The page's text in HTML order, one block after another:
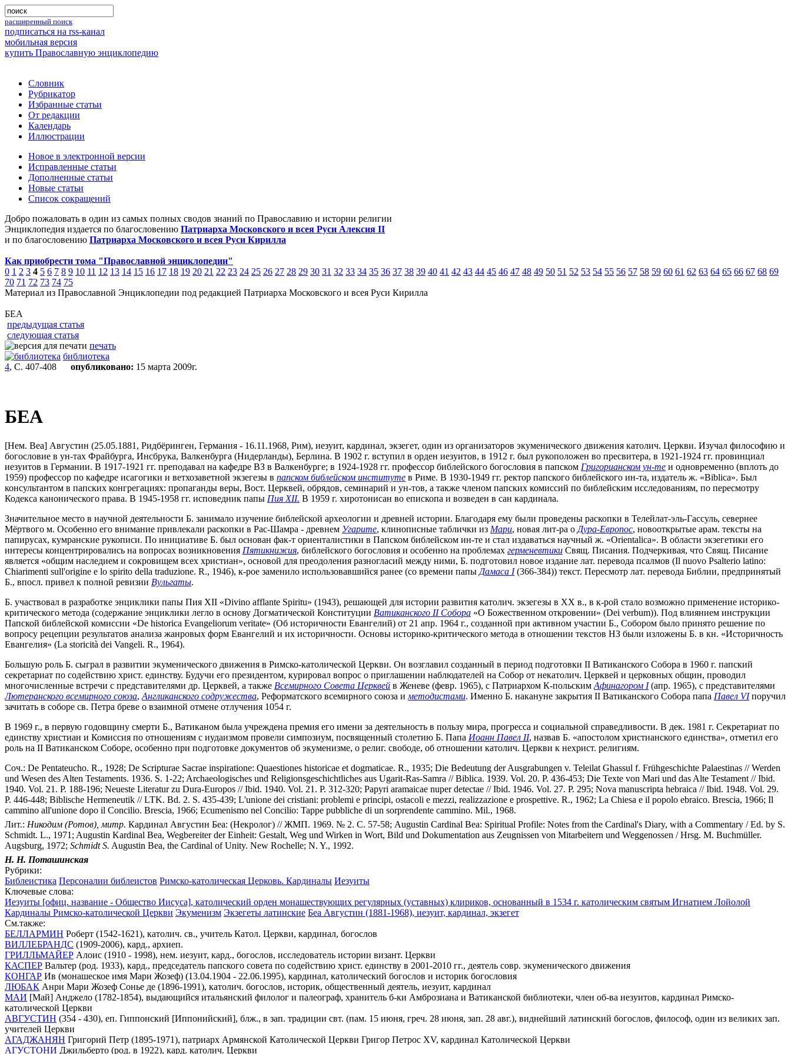
расширенный поиск
подписаться на rss-канал
мобильная версия
купить Православную энциклопедию
Словник
Рубрикатор
Избранные статьи
От редакции
Календарь
Иллюстрации
Новое в электронной версии
Исправленные статьи
Дополненные статьи
Новые статьи
Список сокращений
Добро пожаловать в один из самых полных сводов знаний по Православию и истории религии
Энциклопедия издается по благословению Патриарха Московского и всея Руси Алексия II
и по благословению Патриарха Московского и всея Руси Кирилла
Как приобрести тома "Православной энциклопедии"
0 1 2 3 4 5 6 7 8 9 10 11 12 13 14 15 16 17 18 19 20 21 22 23 24 25 26 27 28 29 30 31 32 33 34 35 36 37 38 39 40 41 42 43 44 45 46 47 48 49 50 51 52 53 54 55 56 57 58 59 60 61 62 63 64 65 66 67 68 69
70 71 72 73 74 75
Материал из Православной Энциклопедии под редакцией Патриарха Московского и всея Руси Кирилла
БЕА
предыдущая статья
следующая статья
печать
библиотека
4, С. 407-408 опубликовано: 15 марта 2009г.
БЕА
[Нем. Bea] Августин (25.05.1881, Ридбёринген, Германия - 16.11.1968, Рим), иезуит, кардинал, экзегет, один из организаторов экуменического движения католич. Церкви. Изучал философию и
богословие в ун-тах Фрайбурга, Инсбрука, Валкенбурга (Нидерланды), Берлина. В 1902 г. вступил в орден иезуитов, в 1912 г. был рукоположен во пресвитера, в 1921-1924 гг. провинциал
иезуитов в Германии. В 1917-1921 гг. преподавал на кафедре ВЗ в Валкенбурге; в 1924-1928 гг. профессор библейского богословия в папском Григорианском ун-те и одновременно (вплоть до
1959) профессор по кафедре исагогики и ветхозаветной экзегезы в папском библейском институте в Риме. В 1930-1949 гг. ректор папского библейского ин-та, издатель ж. «Biblica». Был
консультантом в папских конгрегациях: пропаганды веры, Вост. Церквей, обрядов, семинарий и ун-тов, а также членом папских комиссий по библейским исследованиям, по пересмотру
Кодекса канонического права. В 1945-1958 гг. исповедник папы Пия XII. В 1959 г. хиротонисан во епископа и возведен в сан кардинала.
Значительное место в научной деятельности Б. занимало изучение библейской археологии и древней истории. Благодаря ему были проведены раскопки в Телейлат-эль-Гассуль, севернее
Мёртвого м. Особенно его внимание привлекали раскопки в Рас-Шамра - древнем Угарите, клинописные таблички из Мари, новая лит-ра о Дура-Европос, новооткрытые арам. тексты на
папирусах, кумранские рукописи. По инициативе Б. был основан фак-т ориенталистики в Папском библейском ин-те и стал издаваться научный ж. «Orientalica». В области экзегетики его
интересы концентрировались на вопросах возникновения Пятикнижия, библейского богословия и особенно на проблемах герменевтики Свящ. Писания. Подчеркивая, что Свящ. Писание
является «общим наследием и сокровищем всех христиан», основой для преодоления разногласий между ними, Б. подготовил новое издание лат. перевода псалмов (Il nuovo Psalterio latino:
Chiarimenti sull'origine e lo spirito della traduzione. R., 1946), к-рое заменило использовавшийся ранее (со времени папы Дамаса I(366-384)) текст. Пересмотр лат. перевода Библии, предпринятый
Б., впосл. привел к полной ревизии Вульгаты.
Б. участвовал в разработке энциклики папы Пия XII «Divino afflante Spiritu» (1943), решающей для истории развития католич. экзегезы в XX в., в к-рой стало возможно применение историко-
критического метода (содержание энциклики легло в основу Догматической Конституции Ватиканского II Собора «О Божественном откровении» (Dei verbum)). Под влиянием инструкции
Папской библейской комиссии «De historica Evangeliorum veritate» (Об историчности Евангелий) от 21 апр. 1964 г., созданной при активном участии Б., Собором было принято решение по
вопросу рецепции результатов анализа жанровых форм Евангелий и их историчности. Основы историко-критического метода в отношении текстов НЗ были изложены Б. в кн. «Историчность
Евангелия» (La storicità dei Vangeli. R., 1964).
Большую роль Б. сыграл в развитии экуменического движения в Римско-католической Церкви. Он возглавил созданный в период подготовки II Ватиканского Собора в 1960 г. папский
секретариат по содействию христ. единству. Будучи его президентом, курировал вопрос о приглашении наблюдателей на Собор от некатолич. Церквей и церковных общин, проводил
многочисленные встречи с представителями др. Церквей, а также Всемирного Совета Церквей в Женеве (февр. 1965), с Патриархом К-польским Афинагором I(апр. 1965), с представителями
Лютеранского всемирного союза, Англиканского содружества, Реформатского всемирного союза и методистами. Именно Б. накануне закрытия II Ватиканского Собора папа Павел VIпоручил
зачитать в соборе св. Петра бреве о взаимной отмене отлучения 1054 г.
В 1969 г., в первую годовщину смерти Б., Ватиканом была учреждена премия его имени за деятельность в пользу мира, прогресса и социальной справедливости. В дек. 1981 г. Секретариат по
единству христиан и Комиссия по отношениям с иудаизмом провели симпозиум, посвященный столетию Б. Папа Иоанн Павел II, назвав Б. «апостолом христианского единства», отметил его
роль на II Ватиканском Соборе, особенно при подготовке документов об экуменизме, о религ. свободе, об отношении католич. Церкви к нехрист. религиям.
Соч.: De Pentateucho. R., 1928; De Scripturae Sacrae inspiratione: Quaestiones historicae et dogmaticae. R., 1935; Die Bedeutung der Ausgrabungen v. Teleilat Ghassul f. Frühgeschichte Palaestinas // Werden
und Wesen des Alten Testaments. 1936. S. 1-22; Archaeologisches und Religionsgeschichtliches aus Ugarit-Ras-Samra // Biblica. 1939. Vol. 20. P. 436-453; Die Texte von Mari und das Alte Testament // Ibid.
1940. Vol. 21. P. 188-196; Neueste Literatur zu Dura-Europos // Ibid. 1940. Vol. 21. P. 312-320; Papyri aramaicae nuper detectae // Ibid. 1946. Vol. 27. P. 295; Nova manuscripta hebraica // Ibid. 1948. Vol. 29.
P. 446-448; Biblische Hermeneutik // LTK. Bd. 2. S. 435-439; L'unione dei cristiani: problemi e principi, ostacoli e mezzi, realizzazione e prospettive. R., 1962; La Chiesa e il popolo ebraico. Brescia, 1966; Il
cammino all'unione dopo il Concilio. Brescia, 1966; Ecumenismo nel Concilio: Tappe pubbliche di un sorprendente cammino. Mil., 1968.
Лит.: Никодим (Ротов), митр. Кардинал Августин Беа: (Некролог) // ЖМП. 1969. № 2. С. 57-58; Augustin Cardinal Bea: Spiritual Profile: Notes from the Cardinal's Diary, with a Commentary / Ed. by S.
Schmidt. L., 1971; Augustin Kardinal Bea, Wegbereiter der Einheit: Gestalt, Weg und Wirken in Wort, Bild und Dokumentation aus Zeugnissen von Mitarbeitern und Weggenossen / Hrsg. M. Buchmüller.
Augsburg, 1972; Schmidt S. Augustin Bea, the Cardinal of Unity. New Rochelle; N. Y., 1992.
Н. Н. Поташинская
Рубрики:
Библеистика Персоналии библеистов Римско-католическая Церковь. Кардиналы Иезуиты
Ключевые слова:
Иезуиты [офиц. название - Общество Иисуса], католический орден монашествующих регулярных (уставных) клириков, основанный в 1534 г. католическим святым Игнатием Лойолой
Кардиналы Римско-католической Церкви Экуменизм Экзегеты латинские Беа Августин (1881-1968), иезуит, кардинал, экзегет
См.также:
БЕЛЛАРМИН Роберт (1542-1621), католич. св., учитель Катол. Церкви, кардинал, богослов
ВИЛЛЕБРАНДС (1909-2006), кард., архиеп.
ГРИЛЛЬМАЙЕР Алоис (1910 - 1998), нем. иезуит, кард., богослов, исследователь истории визант. Церкви
КАСПЕР Вальтер (род. 1933), кард., председатель папского совета по содействию христ. единству в 2001-2010 гг., деятель совр. экуменического движения
КОНГАР Ив (монашеское имя Мари Жозеф) (13.04.1904 - 22.06.1995), кардинал, католический богослов и историк богословия
ЛЮБАК Анри Мари Жозеф Сонье де (1896-1991), католич. богослов, историк, общественный деятель, иезуит, кардинал
МАИ [Май] Анджело (1782-1854), выдающийся итальянский филолог и палеограф, хранитель б-ки Амброзиана и Ватиканской библиотеки, член об-ва иезуитов, кардинал Римско-
католической Церкви
АВГУСТИН (354 - 430), еп. Гиппонский [Иппонийский], блж., в зап. традиции свт. (пам. 15 июня, греч. 28 июня, зап. 28 авг.), виднейший латинский богослов, философ, один из великих зап.
учителей Церкви
АГАДЖАНЯН Григорий Петр (1895-1971), патриарх Армянской Католической Церкви Григор Петрос XV, кардинал Католической Церкви
АГУСТОНИ Джильберто (род. в 1922), кард. католич. Церкви